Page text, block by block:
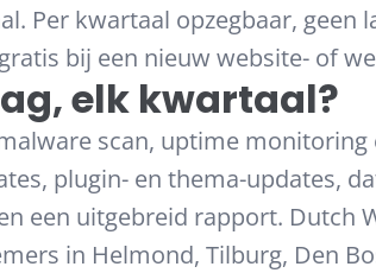
Per kwartaal opzegbaar, geen
bij een nieuw website- of
elk kwartaal?
scan, uptime monitoring
plugin- en thema-updates,
een uitgebreid rapport. Dutch
in Helmond, Tilburg, Den